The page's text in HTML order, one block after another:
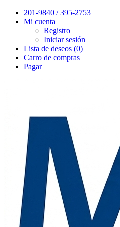
201-9840 / 395-2753
Mi cuenta
Registro
Iniciar sesión
Lista de deseos (0)
Carro de compras
Pagar